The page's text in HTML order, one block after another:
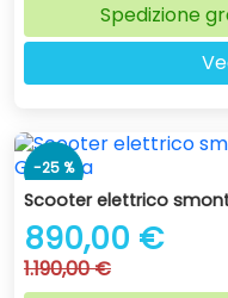
Spedizione
-25 %
Scooter elettrico
890,00 €
1.190,00 €